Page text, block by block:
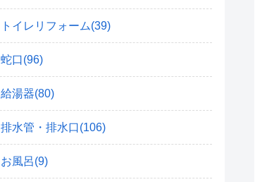
トイレリフォーム(39)
蛇口(96)
給湯器(80)
排水管・排水口(106)
お風呂(9)